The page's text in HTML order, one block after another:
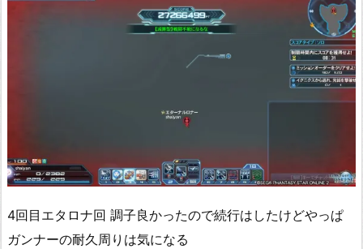
4回目エタロナ回 調子良かったので続行はしたけどやっぱ
ガンナーの耐久周りは気になる